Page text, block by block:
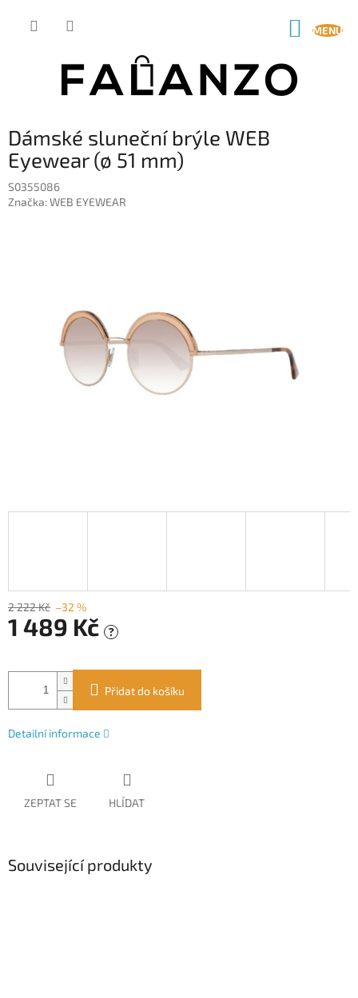
Dámské sluneční brýle WEB
Eyewear (ø 51 mm)
S0355086
Značka:WEB EYEWEAR
2 222 Kč –32 %
1 489 Kč ?
cena:
Přidat do košíku
Detailní informace
ZEPTAT SE HLÍDAT
Související produkty